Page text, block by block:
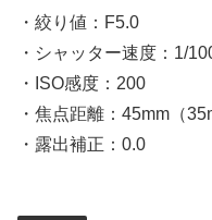
・絞り値：F5.0
・シャッター速度：1/
・ISO感度：200
・焦点距離：45mm（
・露出補正：0.0